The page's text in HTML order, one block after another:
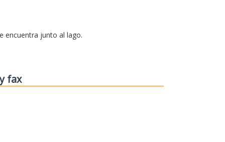
encuentra junto al lago.
fax